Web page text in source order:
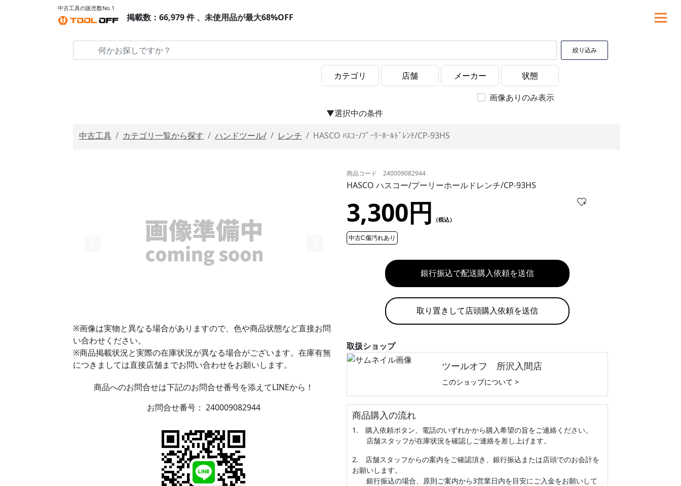
中古工具の販売数No.1
掲載数：66,979 件 、未使用品が最大68%OFF
絞り込み
画像ありのみ表示
▼選択中の条件
中古工具
カテゴリ一覧から探す ハンドツール/ レンチ HASCO ﾊｽｺｰ/ﾌﾟｰﾘｰﾎｰﾙﾄﾞﾚﾝﾁ/CP-93HS
※画像は実物と異なる場合がありますので、色や商品状態など直接お問
い合わせください。
※商品掲載状況と実際の在庫状況が異なる場合がございます。在庫有無
につきましては直接店舗までお問い合わせをお願いします。
商品へのお問合せは下記のお問合せ番号を添えてLINEから！
お問合せ番号： 240009082944
商品コード 240009082944
HASCO ハスコー/プーリーホールドレンチ/CP-93HS
3,300円 （税込）
中古C傷汚れあり
銀行振込で配送購入依頼を送信
取り置きして店頭購入依頼を送信
取扱ショップ
ツールオフ 所沢入間店
このショップについて >
商品購入の流れ
1. 購入依頼ボタン、電話のいずれかから購入希望の旨をご連絡ください。
店舗スタッフが在庫状況を確認しご連絡を差し上げます。
2. 店舗スタッフからの案内をご確認頂き、銀行振込または店頭でのお会計を
お願いします。
銀行振込の場合、原則ご案内から3営業日内を目安にご入金をお願いして